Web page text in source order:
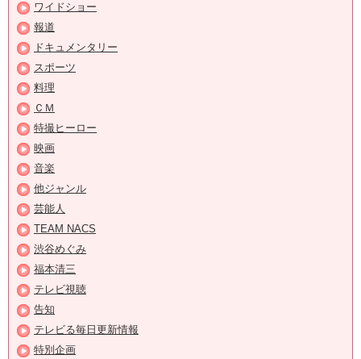
ワイドショー
報道
ドキュメンタリー
スポーツ
料理
ＣＭ
特撮ヒーロー
映画
音楽
他ジャンル
芸能人
TEAM NACS
渋谷めぐみ
福本清三
テレビ視聴
告知
テレビる毎日更新情報
特別企画